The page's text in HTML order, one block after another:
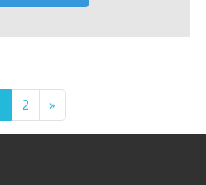
2 »